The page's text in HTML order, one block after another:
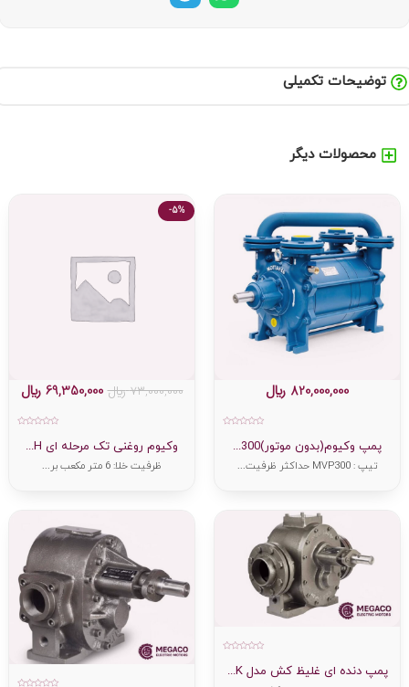
توضیحات تکمیلی
محصولات دیگر
پمپ وکیوم(بدون موتور)300...
820,000,000 ﷼
تیپ : MVP300 حداکثر ظرفیت...
-5%
وکیوم روغنی تک مرحله ای H...
73,000,000﷼ 69,350,000 ﷼
ظرفیت خلا: 6 متر مکعب بر...
پمپ دنده ای غلیظ کش مدل K...